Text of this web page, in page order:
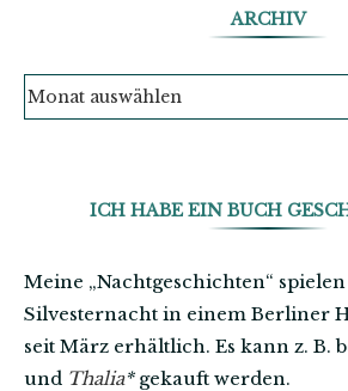
ARCHIV
ICH HABE EIN BUCH
Meine „Nachtgeschichten“
Silvesternacht in einem Berliner
seit März erhältlich. Es kann z. B.
und Thalia*gekauft werden.